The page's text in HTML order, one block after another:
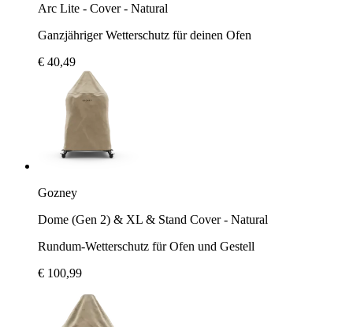
Arc Lite - Cover - Natural
Ganzjähriger Wetterschutz für deinen Ofen
€ 40,49
Gozney
Dome (Gen 2) & XL & Stand Cover - Natural
Rundum-Wetterschutz für Ofen und Gestell
€ 100,99